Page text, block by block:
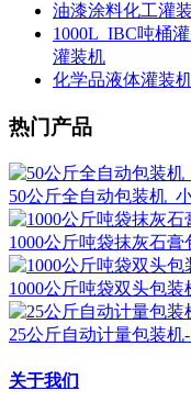
油漆涂料化工灌
1000L_IBC吨桶
灌装机
化学品液体灌装
热门产品
50公斤全自动包装机_
1000公斤吨袋抹灰石
1000公斤吨袋双头包
25公斤自动计量包装
关于我们